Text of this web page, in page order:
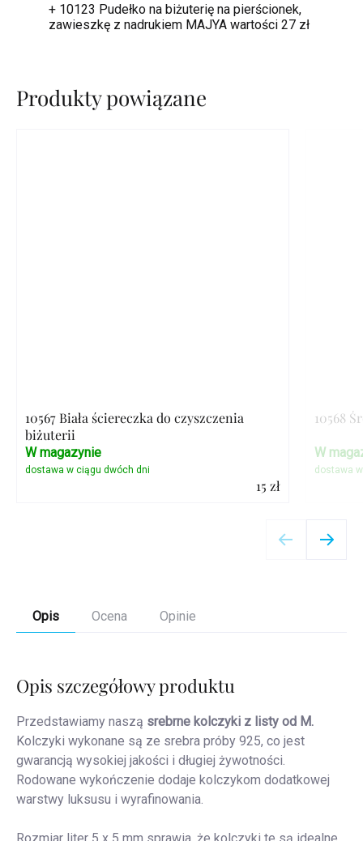
+ 10123 Pudełko na biżuterię na pierścionek,
zawieszkę z nadrukiem MAJYA wartości 27 zł
Produkty powiązane
10567 Biała ściereczka do czyszczenia
biżuterii
15 zł
W magazynie
10568
W
Opis Ocena Opinie
Opis szczegółowy produktu
Przedstawiamy naszą srebrne kolczyki z listy od M.
Kolczyki wykonane są ze srebra próby 925, co jest
gwarancją wysokiej jakości i długiej żywotności.
Rodowane wykończenie dodaje kolczykom dodatkowej
warstwy luksusu i wyrafinowania.